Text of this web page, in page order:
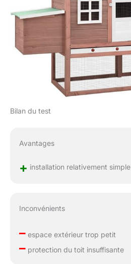
Bilan du test
Avantages
+ installation relativement simple
Inconvénients
–espace extérieur trop petit
–protection du toit insuffisante